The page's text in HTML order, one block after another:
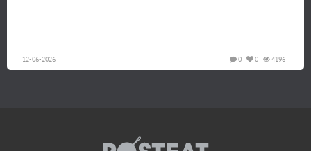
12-06-2026 4196
0
0